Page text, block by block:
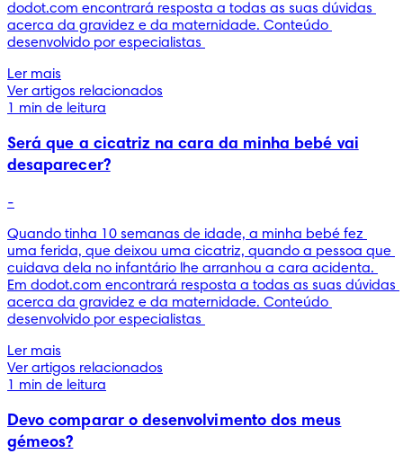
dodot.com encontrará resposta a todas as suas dúvidas
acerca da gravidez e da maternidade. Conteúdo
desenvolvido por especialistas
Ler mais
Ver artigos relacionados
1 min de leitura
Será que a cicatriz na cara da minha bebé vai
desaparecer?
-
Quando tinha 10 semanas de idade, a minha bebé fez
uma ferida, que deixou uma cicatriz, quando a pessoa que
cuidava dela no infantário lhe arranhou a cara acidenta.
Em dodot.com encontrará resposta a todas as suas dúvidas
acerca da gravidez e da maternidade. Conteúdo
desenvolvido por especialistas
Ler mais
Ver artigos relacionados
1 min de leitura
Devo comparar o desenvolvimento dos meus
gémeos?